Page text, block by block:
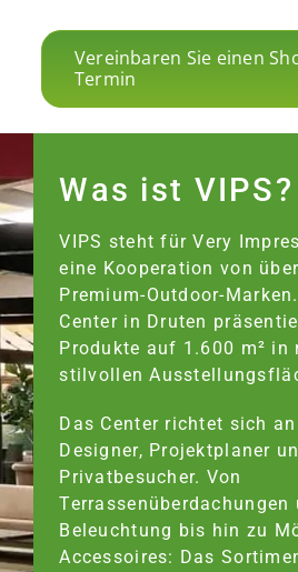
Vereinbaren Sie einen
Termin
Was ist VIPS?
VIPS steht für Very
eine Kooperation von
Premium-Outdoor-
Center in Druten
Produkte auf 1.600 m² in
stilvollen
Das Center richtet sich
Designer, Projektplaner
Privatbesucher. Von
Terrassenüberdachungen
Beleuchtung bis hin zu
Accessoires: Das